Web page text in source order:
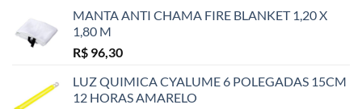
MANTA ANTI CHAMA FIRE BLANKET 1,20 X
1,80 M
R$ 96,30
LUZ QUIMICA CYALUME 6 POLEGADAS 15CM
12 HORAS AMARELO